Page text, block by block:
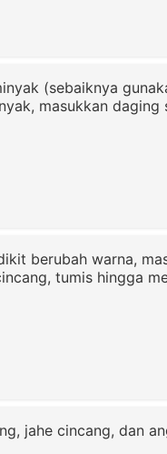
(sebaiknya
masukkan daging
berubah warna,
tumis hingga
jahe cincang, dan